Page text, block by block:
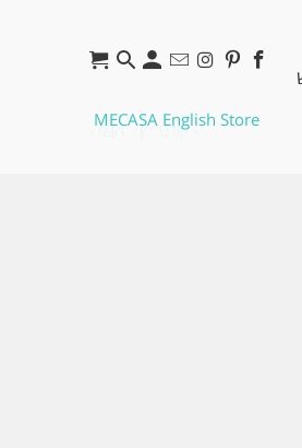
MECASA English Store
‹ קודם |הבא ›